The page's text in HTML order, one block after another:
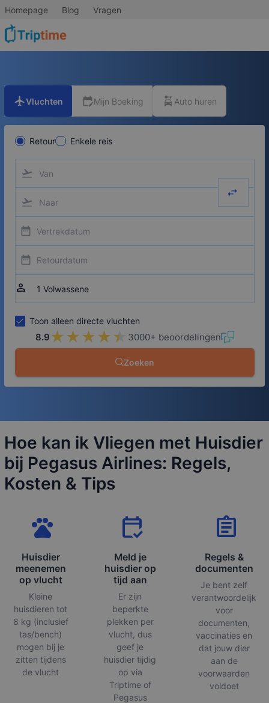
Homepage Blog Vragen
flightVluchten edit_calendarMijn Boeking car_rental Auto huren
Retour Enkele reis
flight_takeoff
flight_takeoff
date_range
date_range
person
Toon alleen directe vluchten
8.9 ★★★★★
★★★★★ 3000+ beoordelingen
Zoeken
Hoe kan ik Vliegen met Huisdier
bij Pegasus Airlines: Regels,
Kosten & Tips
pets
Huisdier
meenemen
op vlucht
Kleine
huisdieren tot
8 kg (inclusief
tas/bench)
mogen bij je
zitten tijdens
de vlucht
calendar_check
Meld je
huisdier op
tijd aan
Er zijn
beperkte
plekken per
vlucht, dus
geef je
huisdier tijdig
op via
Triptime of
Pegasus
assignment
Regels &
documenten
Je bent zelf
verantwoordelijk
voor
documenten,
vaccinaties en
dat jouw dier
aan de
voorwaarden
voldoet